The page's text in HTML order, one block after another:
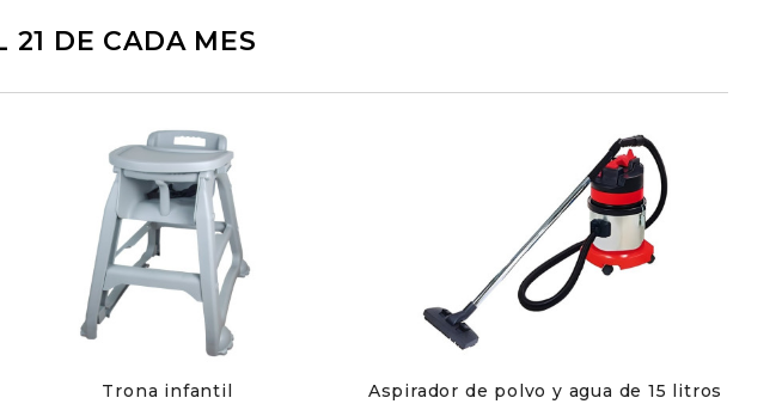
21 DE CADA MES
Trona infantil
Aspirador de polvo y agua de 15 litros